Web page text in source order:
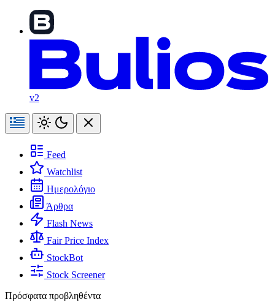
v2
Feed
Watchlist
Ημερολόγιο
Άρθρα
Flash News
Fair Price Index
StockBot
Stock Screener
Πρόσφατα προβληθέντα